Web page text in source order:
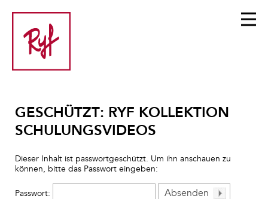
GESCHÜTZT: RYF KOLLEKTION
SCHULUNGSVIDEOS
Dieser Inhalt ist passwortgeschützt. Um ihn anschauen zu
können, bitte das Passwort eingeben:
Passwort: